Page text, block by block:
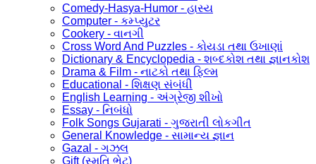
Comedy-Hasya-Humor - હાસ્ય
Computer - કમ્પ્યુટર
Cookery - વાનગી
Cross Word And Puzzles - કોયડા તથા ઉખાણાં
Dictionary & Encyclopedia - શબ્દકોશ તથા જ્ઞાનકોશ
Drama & Film - નાટકો તથા ફિલ્મ
Educational - શિક્ષણ સંબંધી
English Learning - અંગ્રેજી શીખો
Essay - નિબંધો
Folk Songs Gujarati - ગુજરાતી લોકગીત
General Knowledge - સામાન્ય જ્ઞાન
Gazal - ગઝલ
Gift (સ્મૃતિ ભેટ)